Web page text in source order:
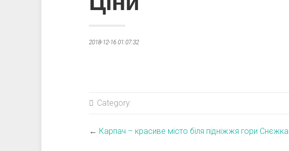
2018-12-16 01:07:32
Category:
← Карпач – красиве місто біля підніжжя гори Снєжка